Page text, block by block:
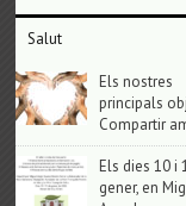
Salut
Els nostres
principals
Compartir
Els dies 10 i
gener, en